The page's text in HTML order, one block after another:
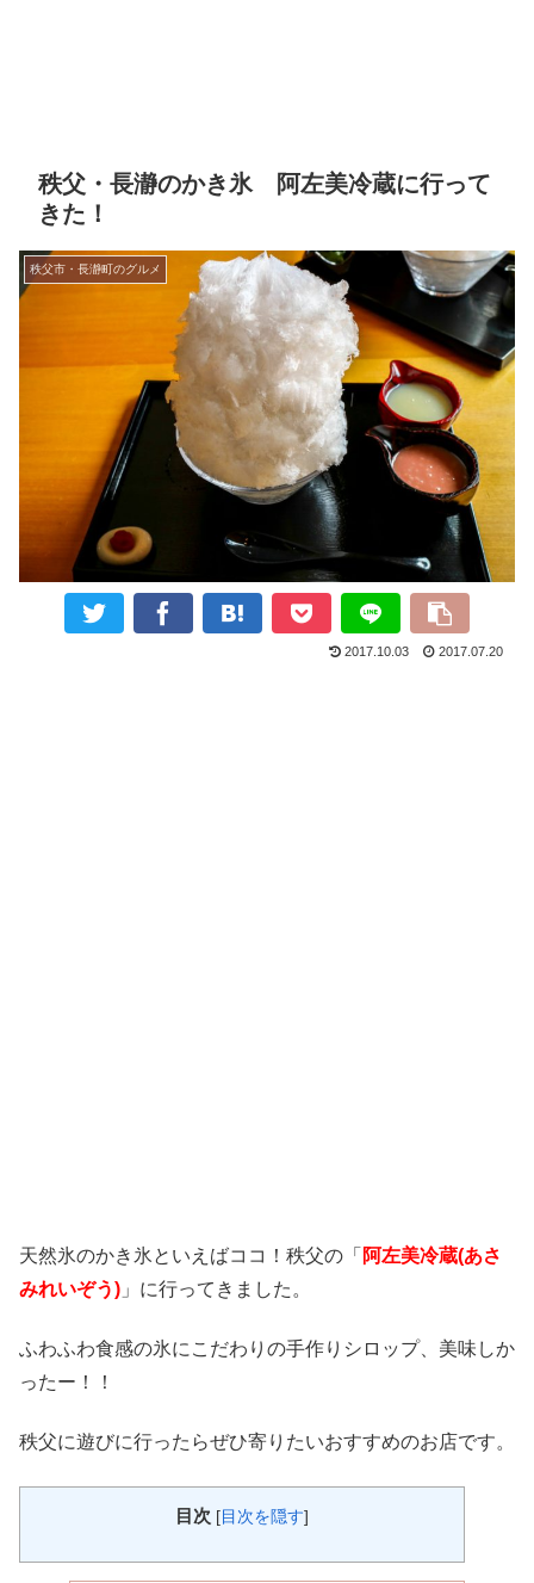
秩父・長瀞のかき氷 阿左美冷蔵に行って
きた！
秩父市・長瀞町のグルメ
2017.10.03 2017.07.20
天然氷のかき氷といえばココ！秩父の「 阿左美冷蔵(あさ
みれいぞう) 」に行ってきました。
ふわふわ食感の氷にこだわりの手作りシロップ、美味しか
ったー！！
秩父に遊びに行ったらぜひ寄りたいおすすめのお店です。
目次 [目次を隠す]